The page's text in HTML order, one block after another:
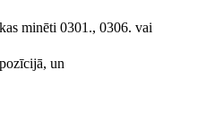
minēti 0301., 0306. vai
un